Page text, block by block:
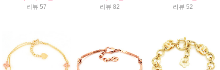
리뷰 57
리뷰 82
리뷰 52